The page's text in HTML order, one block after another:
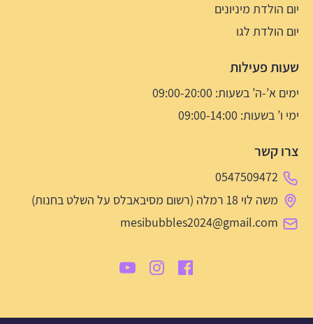
יום הולדת מיניונים
יום הולדת לגו
שעות פעילות
ימים א’-ה’ בשעות: 09:00-20:00
ימי ו’ בשעות: 09:00-14:00
צרו קשר
0547509472
משה לוי 18 רמלה (רשום מסיבאבלס על השלט בחנות)
mesibubbles2024@gmail.com